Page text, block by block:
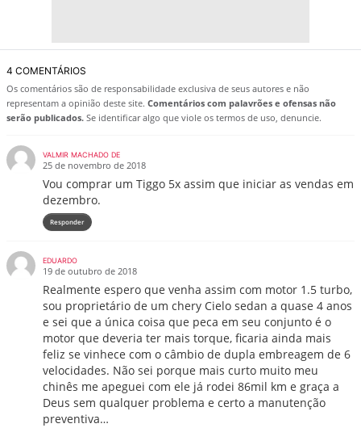
4 COMENTÁRIOS
Os comentários são de responsabilidade exclusiva de seus autores e não
representam a opinião deste site. Comentários com palavrões e ofensas não
serão publicados. Se identificar algo que viole os termos de uso, denuncie.
VALMIR MACHADO DE
25 de novembro de 2018
Vou comprar um Tiggo 5x assim que iniciar as vendas em
dezembro.
Responder
EDUARDO
19 de outubro de 2018
Realmente espero que venha assim com motor 1.5 turbo,
sou proprietário de um chery Cielo sedan a quase 4 anos
e sei que a única coisa que peca em seu conjunto é o
motor que deveria ter mais torque, ficaria ainda mais
feliz se vinhece com o câmbio de dupla embreagem de 6
velocidades. Não sei porque mais curto muito meu
chinês me apeguei com ele já rodei 86mil km e graça a
Deus sem qualquer problema e certo a manutenção
preventiva…